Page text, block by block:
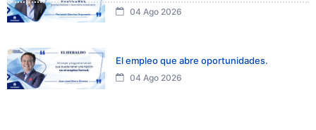
04 Ago 2026
El empleo que abre oportunidades.
04 Ago 2026